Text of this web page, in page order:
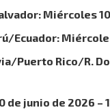
Miércoles
Ecuador:
Puerto Rico/R.
junio de 2026 –